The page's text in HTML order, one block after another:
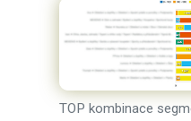
TOP kombinace